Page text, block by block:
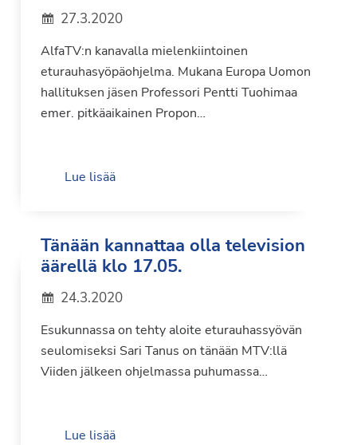
27.3.2020
AlfaTV:n kanavalla mielenkiintoinen
eturauhasyöpäohjelma. Mukana Europa Uomon
hallituksen jäsen Professori Pentti Tuohimaa
emer. pitkäaikainen Propon…
Lue lisää
Tänään kannattaa olla television
äärellä klo 17.05.
24.3.2020
Esukunnassa on tehty aloite eturauhassyövän
seulomiseksi Sari Tanus on tänään MTV:llä
Viiden jälkeen ohjelmassa puhumassa…
Lue lisää